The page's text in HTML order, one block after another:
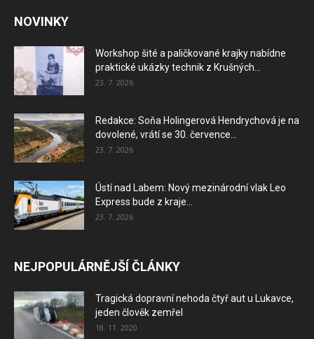
NOVINKY
Workshop šité a paličkované krajky nabídne
praktické ukázky technik z Krušných...
23. 7. 2026
Redakce: Soňa Holingerová Hendrychová je na
dovolené, vrátí se 30. července...
23. 7. 2026
Ústí nad Labem: Nový mezinárodní vlak Leo
Express bude z kraje...
23. 7. 2026
NEJPOPULÁRNĚJŠÍ ČLÁNKY
Tragická dopravní nehoda čtyř aut u Lukavce,
jeden člověk zemřel
18. 11. 2020